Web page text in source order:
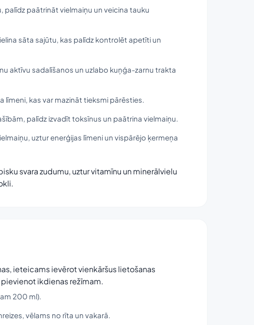
paātrināt vielmaiņu un veicina tauku
sāta sajūtu, kas palīdz kontrolēt apetīti un
aktīvu sadalīšanos un uzlabo kuņģa-zarnu trakta
kas var mazināt tieksmi pārēsties.
palīdz izvadīt toksīnus un paātrina vielmaiņu.
uztur enerģijas līmeni un vispārējo ķermeņa
svara zudumu, uztur vitamīnu un minerālvielu
ieteicams ievērot vienkāršus lietošanas
ikdienas režīmam.
200 ml).
vēlams no rīta un vakarā.